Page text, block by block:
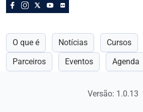
O que é Notícias Cursos
Parceiros
Eventos Agenda
Versão: 1.0.13